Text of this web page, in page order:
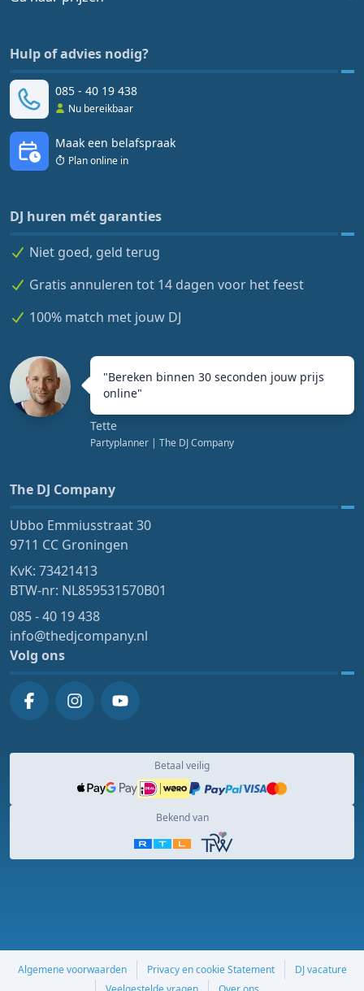
Hulp of advies nodig?
085 - 40 19 438
Nu bereikbaar
Maak een belafspraak
Plan online in
DJ huren mét garanties
Niet goed, geld terug
Gratis annuleren tot 14 dagen voor het feest
100% match met jouw DJ
"Bereken binnen 30 seconden jouw prijs
online"
Tette
Partyplanner | The DJ Company
The DJ Company
Ubbo Emmiusstraat 30
9711 CC Groningen
KvK: 73421413
BTW-nr: NL859531570B01
085 - 40 19 438
info@thedjcompany.nl
Volg ons
Betaal veilig
Bekend van
Algemene voorwaarden Privacy en cookie Statement
DJ vacature